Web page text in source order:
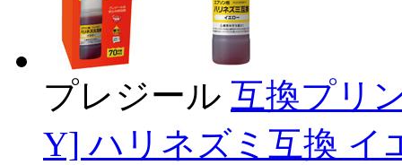
プレジール 互換プリ
Y] ハリネズミ互換 イ